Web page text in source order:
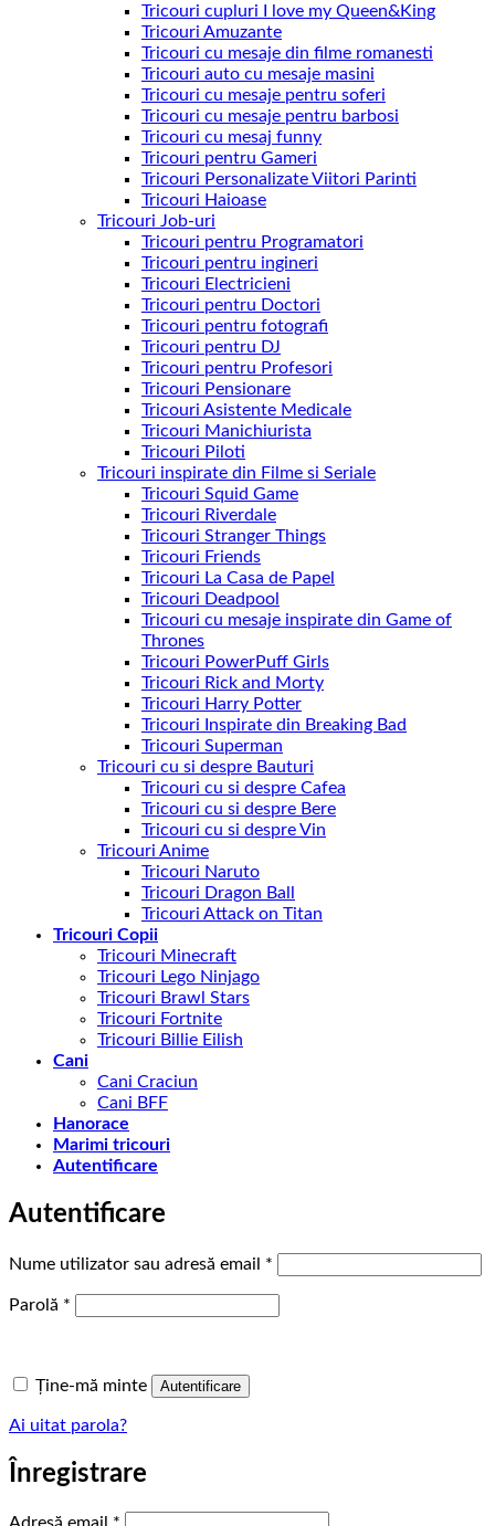
Tricouri cupluri I love my Queen&King
Tricouri Amuzante
Tricouri cu mesaje din filme romanesti
Tricouri auto cu mesaje masini
Tricouri cu mesaje pentru soferi
Tricouri cu mesaje pentru barbosi
Tricouri cu mesaj funny
Tricouri pentru Gameri
Tricouri Personalizate Viitori Parinti
Tricouri Haioase
Tricouri Job-uri
Tricouri pentru Programatori
Tricouri pentru ingineri
Tricouri Electricieni
Tricouri pentru Doctori
Tricouri pentru fotografi
Tricouri pentru DJ
Tricouri pentru Profesori
Tricouri Pensionare
Tricouri Asistente Medicale
Tricouri Manichiurista
Tricouri Piloti
Tricouri inspirate din Filme si Seriale
Tricouri Squid Game
Tricouri Riverdale
Tricouri Stranger Things
Tricouri Friends
Tricouri La Casa de Papel
Tricouri Deadpool
Tricouri cu mesaje inspirate din Game of
Thrones
Tricouri PowerPuff Girls
Tricouri Rick and Morty
Tricouri Harry Potter
Tricouri Inspirate din Breaking Bad
Tricouri Superman
Tricouri cu si despre Bauturi
Tricouri cu si despre Cafea
Tricouri cu si despre Bere
Tricouri cu si despre Vin
Tricouri Anime
Tricouri Naruto
Tricouri Dragon Ball
Tricouri Attack on Titan
Tricouri Copii
Tricouri Minecraft
Tricouri Lego Ninjago
Tricouri Brawl Stars
Tricouri Fortnite
Tricouri Billie Eilish
Cani
Cani Craciun
Cani BFF
Hanorace
Marimi tricouri
Autentificare
Autentificare
Nume utilizator sau adresă email *
Parolă *
Ține-mă minte Autentificare
Ai uitat parola?
Înregistrare